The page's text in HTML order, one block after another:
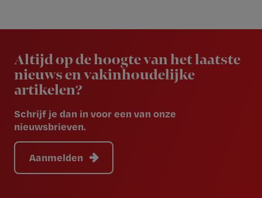
Altijd op de hoogte van het laatste
nieuws en vakinhoudelijke
artikelen?
Schrijf je dan in voor een van onze
nieuwsbrieven.
Aanmelden